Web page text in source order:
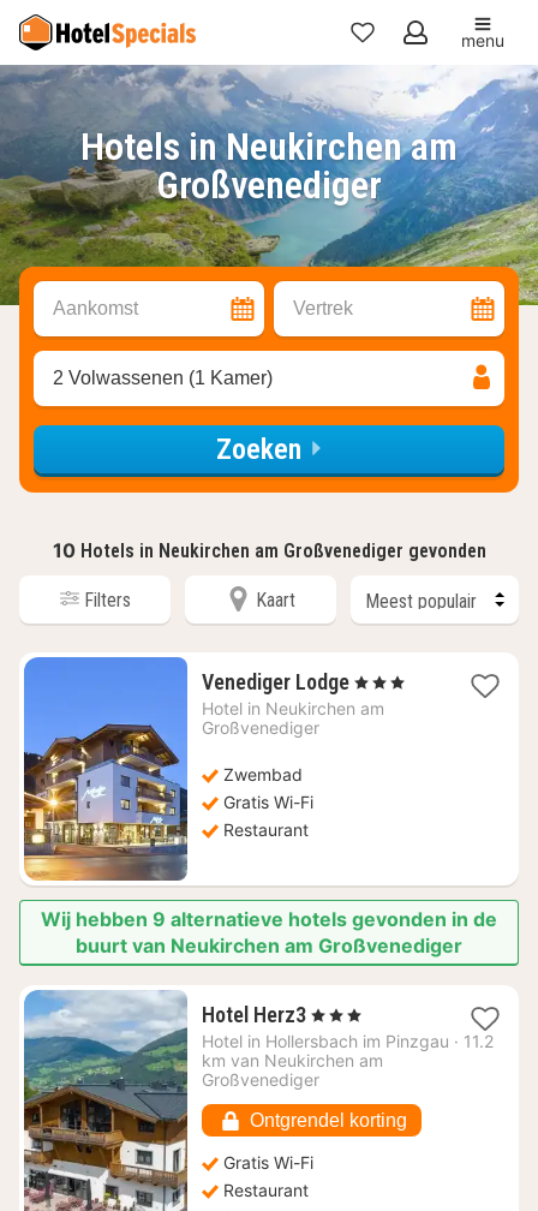
Mijn
favorieten
menu
Hotels in Neukirchen am
Großvenediger
Aankomst Vertrek
2 Volwassenen (1 Kamer)
Zoeken
10 Hotels in Neukirchen am Großvenediger gevonden
Filters Kaart
Venediger Lodge1
nacht
, 3 Sterren
Hotel in Neukirchen am
Großvenediger
Zwembad
Gratis Wi-Fi
Restaurant
Wij hebben 9 alternatieve hotels gevonden in de
buurt van Neukirchen am Großvenediger
Hotel Herz31
nacht
vanaf
€
168,07
, 3 Sterren
Hotel in Hollersbach im Pinzgau · 11.2
km van Neukirchen am
Großvenediger
Ontgrendel korting
Gratis Wi-Fi
Restaurant